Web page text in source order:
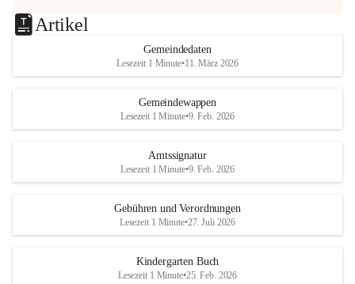
Artikel
Gemeindedaten
Lesezeit 1 Minute•11. März 2026
Gemeindewappen
Lesezeit 1 Minute•9. Feb. 2026
Amtssignatur
Lesezeit 1 Minute•9. Feb. 2026
Gebühren und Verordnungen
Lesezeit 1 Minute•27. Juli 2026
Kindergarten Buch
Lesezeit 1 Minute•25. Feb. 2026